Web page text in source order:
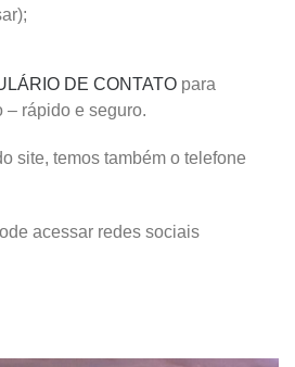
DE CONTATO para
– rápido e seguro.
site, temos também o telefone
acessar redes sociais